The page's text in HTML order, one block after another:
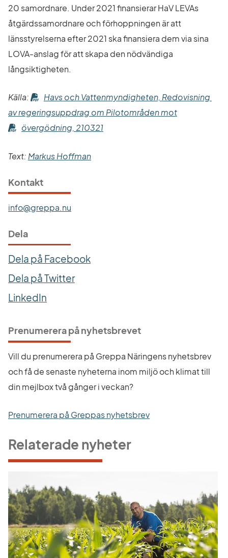
20 samordnare. Under 2021 finansierar HaV LEVAs
åtgärdssamordnare och förhoppningen är att
länsstyrelserna efter 2021 ska finansiera dem via sina
LOVA-anslag för att skapa den nödvändiga
långsiktigheten.
Källa:
Havs och Vattenmyndigheten, Redovisning
av regeringsuppdrag om Pilotområden motLänk till
övergödning, 210321Länk till annan webbplats.
Text: Markus Hoffman
Kontakt
info@greppa.nu
Dela
Dela på Facebook
Dela på Twitter
LinkedIn
Prenumerera på nyhetsbrevet
Vill du prenumerera på Greppa Näringens nyhetsbrev
och få de senaste nyheterna inom miljö och klimat till
din mejlbox två gånger i veckan?
Prenumerera på Greppas nyhetsbrev
Relaterade nyheter